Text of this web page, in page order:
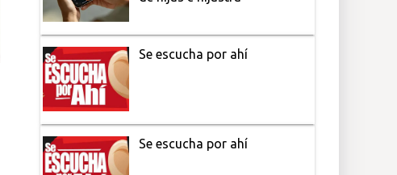
Se escucha por ahí
Se escucha por ahí